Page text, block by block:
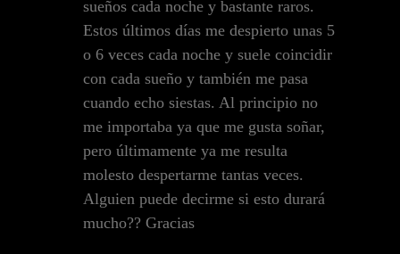
sueños cada noche y bastante raros.
Estos últimos días me despierto unas 5
o 6 veces cada noche y suele coincidir
con cada sueño y también me pasa
cuando echo siestas. Al principio no
me importaba ya que me gusta soñar,
pero últimamente ya me resulta
molesto despertarme tantas veces.
Alguien puede decirme si esto durará
mucho?? Gracias